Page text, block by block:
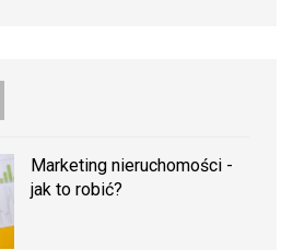
Marketing nieruchomości -
jak to robić?